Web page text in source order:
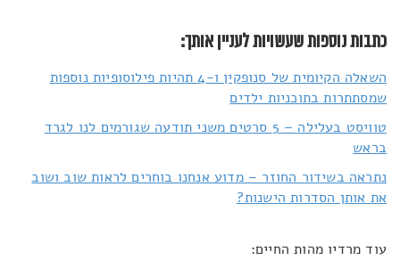
כתבות נוספות שעשויות לעניין אותך:
השאלה הקיומית של סנופקין ו-4 תהיות פילוסופיות נוספות
שמסתתרות בתוכניות ילדים
טוויסט בעלילה – 5 סרטים משני תודעה שגורמים לנו לגרד
בראש
נתראה בשידור החוזר – מדוע אנחנו בוחרים לראות שוב ושוב
את אותן הסדרות הישנות?
עוד מרדיו מהות החיים: